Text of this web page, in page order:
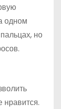
одном
но
нравится.